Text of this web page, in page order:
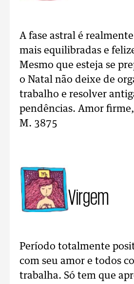
A fase astral é
mais equilibradas e
Mesmo que esteja se
o Natal não deixe de
trabalho e resolver
pendências. Amor
M. 3875
Virgem
Período totalmente
com seu amor e todos
trabalha. Só tem que